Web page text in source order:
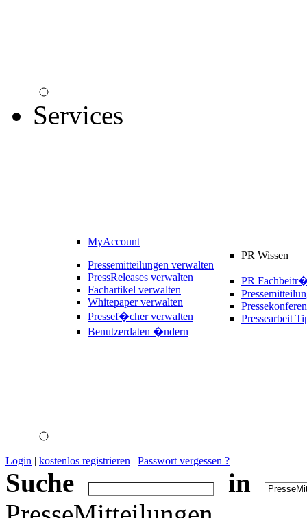
Services
MyAccount
Pressemitteilungen verwalten
PressReleases verwalten
Fachartikel verwalten
Whitepaper verwalten
Pressef�cher verwalten
Benutzerdaten �ndern
PR Wissen
PR
Pressearbeit
Login | kostenlos registrieren | Passwort vergessen ?
Suche
in